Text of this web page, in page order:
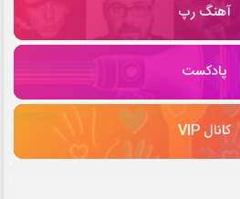
آهنگ رپ
پادکست
کانال VIP